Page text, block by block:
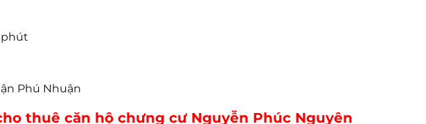
phút
Phú Nhuận
thuê căn hộ chưng cư Nguyễn Phúc Nguyên